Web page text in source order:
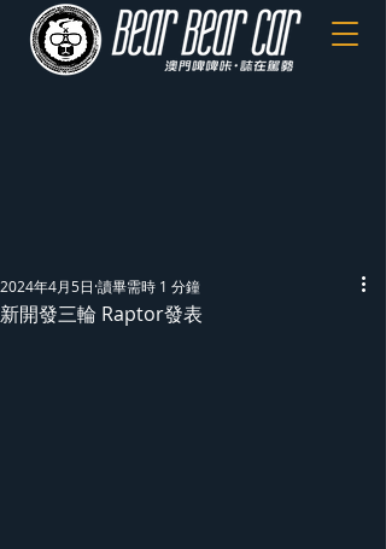
新開發三輪 Raptor發表
2024年4月5日 讀畢需時 1 分鐘